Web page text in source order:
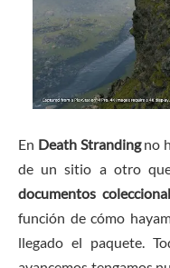
En Death Strandingno
de un sitio a otro
documentos
función de cómo
llegado el paquete.